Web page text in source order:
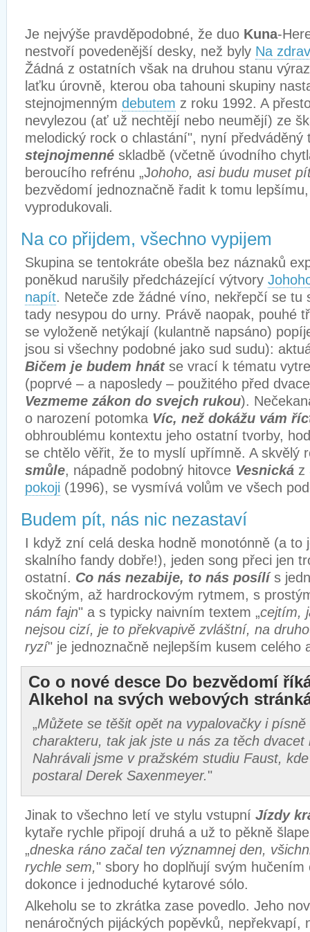
Je nejvýše pravděpodobné, že duo Kuna-
nestvoří povedenější desky, než byly Na
Žádná z ostatních však na druhou stanu
laťku úrovně, kterou oba tahouni skupiny
stejnojmenným debutem z roku 1992. A
nevylezou (ať už nechtějí nebo neumějí) ze
melodický rock o chlastání", nyní
stejnojmenné skladbě (včetně úvodního
beroucího refrénu „Johoho, asi budu muset
bezvědomí jednoznačně řadit k tomu
vyprodukovali.
Na co přijdem, všechno vypijem
Skupina se tentokráte obešla bez náznaků
poněkud narušily předcházející výtvory
napít. Neteče zde žádné víno, nekřepčí se tu
tady nesypou do urny. Právě naopak, pouhé
se vyloženě netýkají (kulantně napsáno)
jsou si všechny podobné jako sud sudu):
Bičem je budem hnát se vrací k tématu
(poprvé – a naposledy – použitého před
Vezmeme zákon do svejch rukou).
o narození potomka Víc, než dokážu vám
obhroublému kontextu jeho ostatní tvorby,
se chtělo věřit, že to myslí upřímně. A skvělý
smůle, nápadně podobný hitovce Vesnická z
pokoji (1996), se vysmívá volům ve všech
Budem pít, nás nic nezastaví
I když zní celá deska hodně monotónně (a to
skalního fandy dobře!), jeden song přeci jen
ostatní. Co nás nezabije, to nás posílís
skočným, až hardrockovým rytmem, s
nám fajn" a s typicky naivním textem „cejtím,
nejsou cizí, je to překvapivě zvláštní, na
ryzí" je jednoznačně nejlepším kusem celého
Co o nové desce Do bezvědomí
Alkehol na svých webových
„Můžete se těšit opět na vypalovačky i písně
charakteru, tak jak jste u nás za těch dvacet
Nahrávali jsme v pražském studiu Faust,
postaral Derek Saxenmeyer."
Jinak to všechno letí ve stylu vstupní Jízdy
kytaře rychle připojí druhá a už to pěkně
„dneska ráno začal ten významnej den,
rychle sem," sbory ho doplňují svým hučením
dokonce i jednoduché kytarové sólo.
Alkeholu se to zkrátka zase povedlo. Jeho
nenáročných pijáckých popěvků, nepřekvapí,